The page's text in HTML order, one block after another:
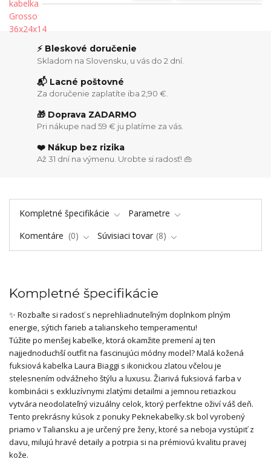
⚡ Bleskové doručenie
Skladom na Slovensku, u vás do 2 dní.
📬 Lacné poštovné
Za doručenie zaplatíte iba 2,90 €.
🎁 Doprava ZADARMO
Pri nákupe nad 59 € ju platíme za vás.
❤️ Nákup bez rizika
Až 31 dní na výmenu. Urobte si radosť! 👜
Kompletné špecifikácie
Parametre
Komentáre
0 Súvisiaci tovar 8
Kompletné špecifikácie
✨ Rozbaľte si radosť s neprehliadnuteľným doplnkom plným
energie, sýtich farieb a talianskeho temperamentu!
Túžite po menšej kabelke, ktorá okamžite premení aj ten
najjednoduchší outfit na fascinujúci módny model? Malá kožená
fuksiová kabelka Laura Biaggi s ikonickou zlatou včelou je
stelesnením odvážneho štýlu a luxusu. Žiarivá fuksiová farba v
kombinácii s exkluzívnymi zlatými detailmi a jemnou retiazkou
vytvára neodolateľný vizuálny celok, ktorý perfektne oživí váš deň.
Tento prekrásny kúsok z ponuky Peknekabelky.sk bol vyrobený
priamo v Taliansku a je určený pre ženy, ktoré sa neboja vystúpiť z
davu, milujú hravé detaily a potrpia si na prémiovú kvalitu pravej
kože.